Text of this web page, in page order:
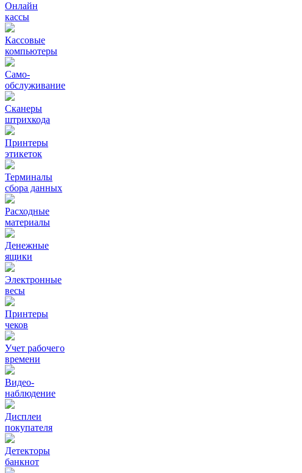
Онлайн
кассы
Кассовые
компьютеры
Само-
обслуживание
Сканеры
штрихкода
Принтеры
этикеток
Терминалы
сбора данных
Расходные
материалы
Денежные
ящики
Электронные
весы
Принтеры
чеков
Учет рабочего
времени
Видео‑
наблюдение
Дисплеи
покупателя
Детекторы
банкнот